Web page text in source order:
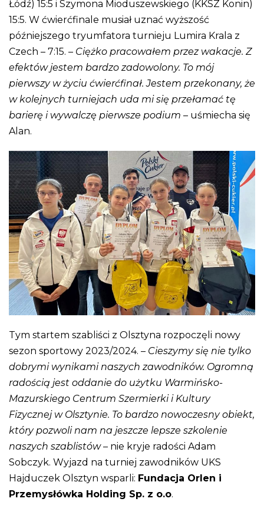
Łódź) 15:5 i Szymona Mioduszewskiego (KKSZ Konin)
15:5. W ćwierćfinale musiał uznać wyższość
późniejszego tryumfatora turnieju Lumira Krala z
Czech – 7:15. – Ciężko pracowałem przez wakacje. Z
efektów jestem bardzo zadowolony. To mój
pierwszy w życiu ćwierćfinał. Jestem przekonany, że
w kolejnych turniejach uda mi się przełamać tę
barierę i wywalczę pierwsze podium – uśmiecha się
Alan.
Tym startem szabliści z Olsztyna rozpoczęli nowy
sezon sportowy 2023/2024. – Cieszymy się nie tylko
dobrymi wynikami naszych zawodników. Ogromną
radością jest oddanie do użytku Warmińsko-
Mazurskiego Centrum Szermierki i Kultury
Fizycznej w Olsztynie. To bardzo nowoczesny obiekt,
który pozwoli nam na jeszcze lepsze szkolenie
naszych szablistów– nie kryje radości Adam
Sobczyk. Wyjazd na turniej zawodników UKS
Hajduczek Olsztyn wsparli: Fundacja Orlen i
Przemysłówka Holding Sp. z o.o.